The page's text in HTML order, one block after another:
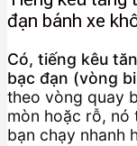
đạn bánh xe
Có, tiếng kêu
bạc đạn (vòng
theo vòng quay
mòn hoặc rỗ, nó
bạn chạy nhanh